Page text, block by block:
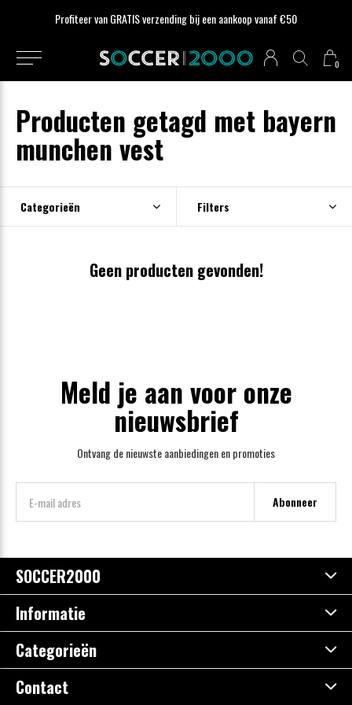
0
Profiteer van GRATIS verzending bij een aankoop vanaf €50
Producten getagd met bayern
munchen vest
Categorieën Filters
Geen producten gevonden!
Meld je aan voor onze
nieuwsbrief
Ontvang de nieuwste aanbiedingen en promoties
Abonneer
SOCCER2000
Informatie
Categorieën
Contact